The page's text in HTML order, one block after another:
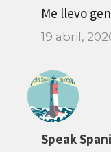
Me llevo
19 abril,
Speak